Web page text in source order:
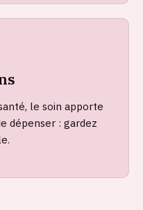
le soin apporte
dépenser : gardez